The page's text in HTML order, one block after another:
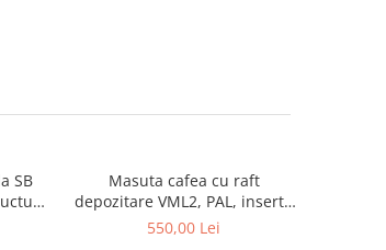
SB
198-
Masuta cafea cu raft
depozitare VML2, PAL, insertii
MDF, 125x65x53 cm, Nuc
550,00 Lei